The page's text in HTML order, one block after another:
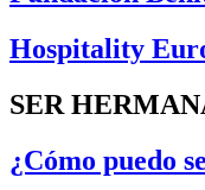
Hospitality
SER
¿Cómo puedo